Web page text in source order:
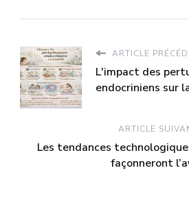
ARTICLE
L'impact des
endocriniens sur
ARTICLE
Les tendances
façonneront